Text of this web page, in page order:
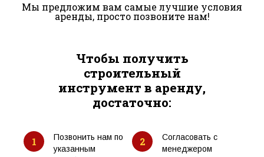
Мы предложим вам самые лучшие условия
аренды, просто позвоните нам!
Чтобы получить
строительный
инструмент в аренду,
достаточно:
1
Позвонить нам по
указанным
2
Согласовать с
менеджером